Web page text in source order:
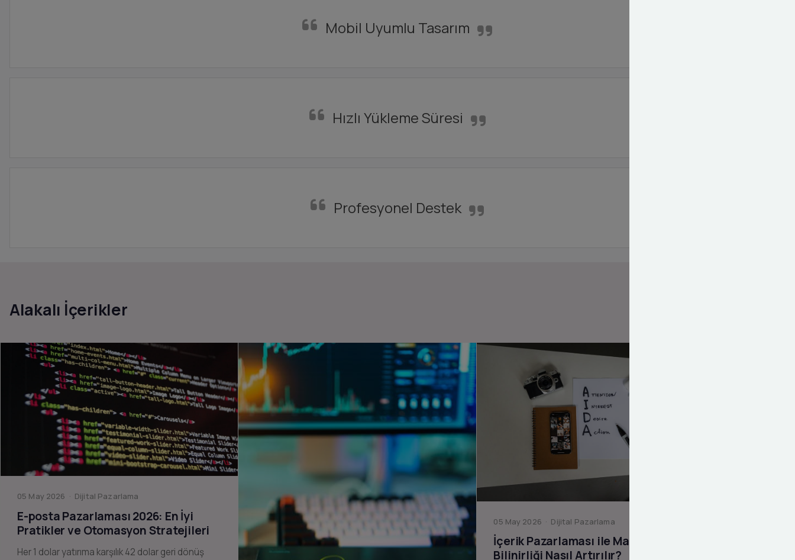
Mobil Uyumlu Tasarım
Hızlı Yükleme Süresi
Profesyonel Destek
Alakalı İçerikler
05 May 2026 · Dijital Pazarlama
E-posta Pazarlaması 2026: En İyi
Pratikler ve Otomasyon Stratejileri
Her 1 dolar yatırıma karşılık 42 dolar geri dönüş
05 May 2026 · Dijital Pazarlama
İçerik Pazarlaması ile Marka
Bilinirliği Nasıl Artırılır?